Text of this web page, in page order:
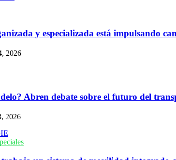
y especializada está impulsando
2026
Abren debate sobre el futuro del
2026